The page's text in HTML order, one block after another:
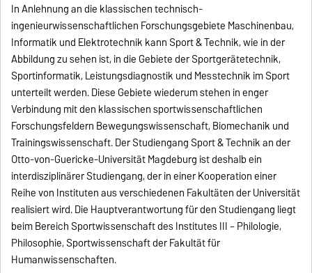
In Anlehnung an die klassischen technisch-
ingenieurwissenschaftlichen Forschungsgebiete Maschinenbau,
Informatik und Elektrotechnik kann Sport & Technik, wie in der
Abbildung zu sehen ist, in die Gebiete der Sportgerätetechnik,
Sportinformatik, Leistungsdiagnostik und Messtechnik im Sport
unterteilt werden. Diese Gebiete wiederum stehen in enger
Verbindung mit den klassischen sportwissenschaftlichen
Forschungsfeldern Bewegungswissenschaft, Biomechanik und
Trainingswissenschaft. Der Studiengang Sport & Technik an der
Otto-von-Guericke-Universität Magdeburg ist deshalb ein
interdisziplinärer Studiengang, der in einer Kooperation einer
Reihe von Instituten aus verschiedenen Fakultäten der Universität
realisiert wird. Die Hauptverantwortung für den Studiengang liegt
beim Bereich Sportwissenschaft des Institutes III – Philologie,
Philosophie, Sportwissenschaft der Fakultät für
Humanwissenschaften.